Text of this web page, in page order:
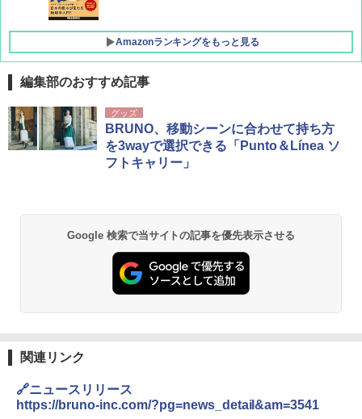
Amazonランキングをもっと見る
[キャンパーズコレクション 山善] ポップアッ
プテント 傘みたいに広げて畳める パッとサ
ッとサンシェード キューブ フルクローズ メ
ッシュ 簡単設置 ワンタッチテント キャンプ
&ハイキング カーキ PATC-150(KH)
PYKES PEAK (パイクスピーク) 着替えテン
ト プライバシー テント 【中が透けない】 1
人用 折りたたみ 防災グッズ 災害用トイレ ビ
ーチ ピクニック ポップアップテント 携帯 簡
易 トイレテント (グレー)
テント ワンタッチ RENEW 幅200 2-3人用 43
500002(88859)
熊撃退スプレー 熊よけスプレー 熊スプレー
【日本企業販売】超強力クマ対策スプレー 30
0ml（連続噴射30秒）110ml（連続噴射15
秒）射程5～10m 安全ロック搭載 携帯収納袋
付き ヒグマ・イノシシ対策 自治体・教育機
￥3,680
GRANDOOR ステンレス保冷剤 2個セット 2
026リニューアル 急速冷凍 空間倍増 衛生的
BUNDOK(バンドック)ソロ ドーム 1 EX BDK
-08EX カーキ ソロキャンプ ポリエステル フ
レーム ドーム型 テント
編集部のおすすめ記事
グッズ
BRUNO、移動シーンに合わせて持ち方
を3wayで選択できる「Punto＆Línea ソ
フトキャリー」
Google 検索で当サイトの記事を優先表示させる
関連リンク
🔗ニュースリリース
https://bruno-inc.com/?pg=news_detail&am=3541